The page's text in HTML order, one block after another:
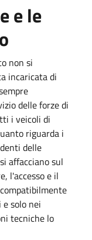
e le
non si
incaricata di
delle forze di
i veicoli di
riguarda i
delle
affacciano sul
l'accesso e il
solo nei
tecniche lo